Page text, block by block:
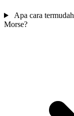
Apa cara
Morse?